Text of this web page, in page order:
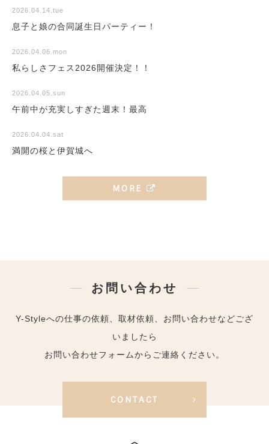
2026.04.14.tue
息子と娘の合同誕生日パーティー！
2026.04.06.mon
私らしさフェス2026開催決定！！
2026.04.05.sun
午前中が充実しすぎた週末！最高
2026.04.04.sat
満開の桜と伊賀城へ
MORE
お問い合わせ
Y-Styleへの仕事の依頼、取材依頼、お問い合わせなどござ
いましたら
お問い合わせフォームからご連絡ください。
CONTACT